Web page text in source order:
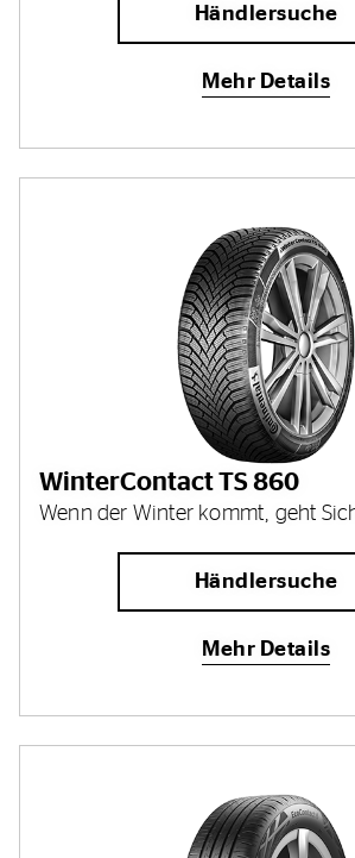
Händlersuche
Mehr Details
WinterContact TS 860
Wenn der Winter kommt, geht
Händlersuche
Mehr Details